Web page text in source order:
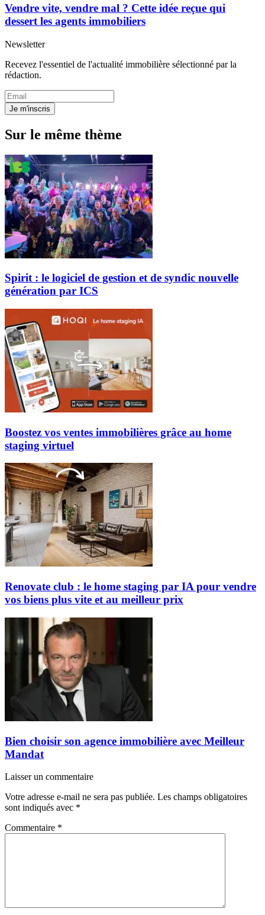
Vendre vite, vendre mal ? Cette idée reçue qui
dessert les agents immobiliers
Newsletter
Recevez l'essentiel de l'actualité immobilière sélectionné par la
rédaction.
Je m'inscris
Sur le même thème
Spirit : le logiciel de gestion et de syndic nouvelle
génération par ICS
Boostez vos ventes immobilières grâce au home
staging virtuel
Renovate club : le home staging par IA pour vendre
vos biens plus vite et au meilleur prix
Bien choisir son agence immobilière avec Meilleur
Mandat
Laisser un commentaire
Votre adresse e-mail ne sera pas publiée. Les champs obligatoires
sont indiqués avec *
Commentaire *